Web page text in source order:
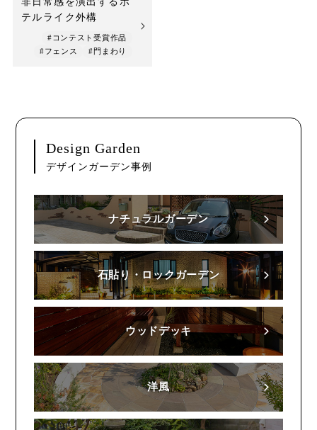
サイトマップ
採用情報
テルライク外構
#コンテスト受賞作品
#フェンス
#門まわり
Design Garden
デザインガーデン事例
ナチュラルガーデン
石貼り・ロックガーデン
ウッドデッキ
洋風